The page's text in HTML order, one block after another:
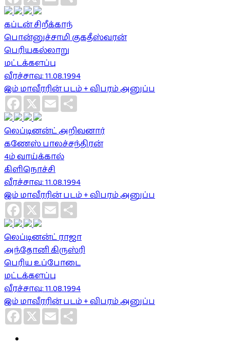
கப்டன் சிறீக்காந்
பொன்னுச்சாமி குகதீஸ்வரன்
பெரியகல்லாறு
மட்டக்களப்பு
வீரச்சாவு: 11.08.1994
இம் மாவீரரின் படம் + விபரம் அனுப்ப
Facebook
X Email
லெப்டினன்ட் அறிவனார்
கணேஸ் பாலச்சந்திரன்
4ம் வாய்க்கால்
கிளிநொச்சி
வீரச்சாவு: 11.08.1994
இம் மாவீரரின் படம் + விபரம் அனுப்ப
Facebook
X Email
லெப்டினன்ட் ராஜா
அந்தோனி கிருஸ்ரி
பெரிய உப்போடை
மட்டக்களப்பு
வீரச்சாவு: 11.08.1994
இம் மாவீரரின் படம் + விபரம் அனுப்ப
Facebook
X Email